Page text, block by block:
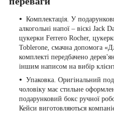
Комплектація. У
алкогольні напої – віскі Jack
цукерки Ferrero Rocher,
Toblerone, смачна допомога
комплекті передбачено
іншим написом на вибір
Упаковка. Оригінальний
чоловіку має стильне
подарунковий бокс ручної
Кейси виготовляються